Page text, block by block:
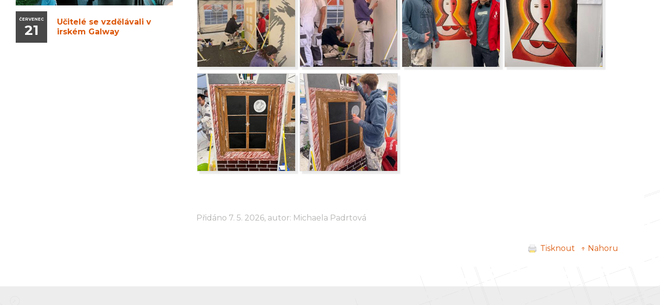
Přidáno 7. 5. 2026, autor: Michaela Padrtová
Tisknout ↑ Nahoru
ČERVENEC
21
Učitelé se vzdělávali v
irském Galway